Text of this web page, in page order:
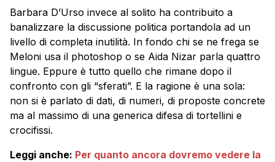
Barbara D’Urso invece al solito ha contribuito a
banalizzare la discussione politica portandola ad un
livello di completa inutilità. In fondo chi se ne frega se
Meloni usa il photoshop o se Aida Nizar parla quattro
lingue. Eppure è tutto quello che rimane dopo il
confronto con gli “sferati”. E la ragione è una sola:
non si è parlato di dati, di numeri, di proposte concrete
ma al massimo di una generica difesa di tortellini e
crocifissi.
Leggi anche: Per quanto ancora dovremo vedere la